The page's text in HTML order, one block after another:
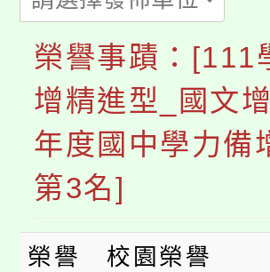
場熱烈登場!
8/21下午1時
徵才活動。
YOUNG桃局
局官網。
8月14至27日
開!
115年桃園市
田徑場及游泳
桃園市低收入
視費優惠，中
大園自造教育
榮譽事蹟：[111
增精進型_國文
年度國中學力備
第3名]
榮譽
校園榮譽